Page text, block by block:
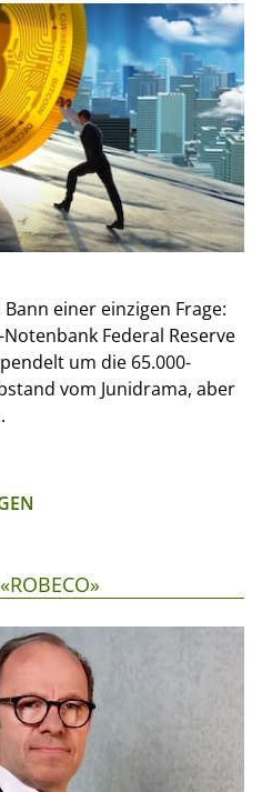
einer einzigen Frage:
Federal Reserve
um die 65.000-
vom Junidrama, aber